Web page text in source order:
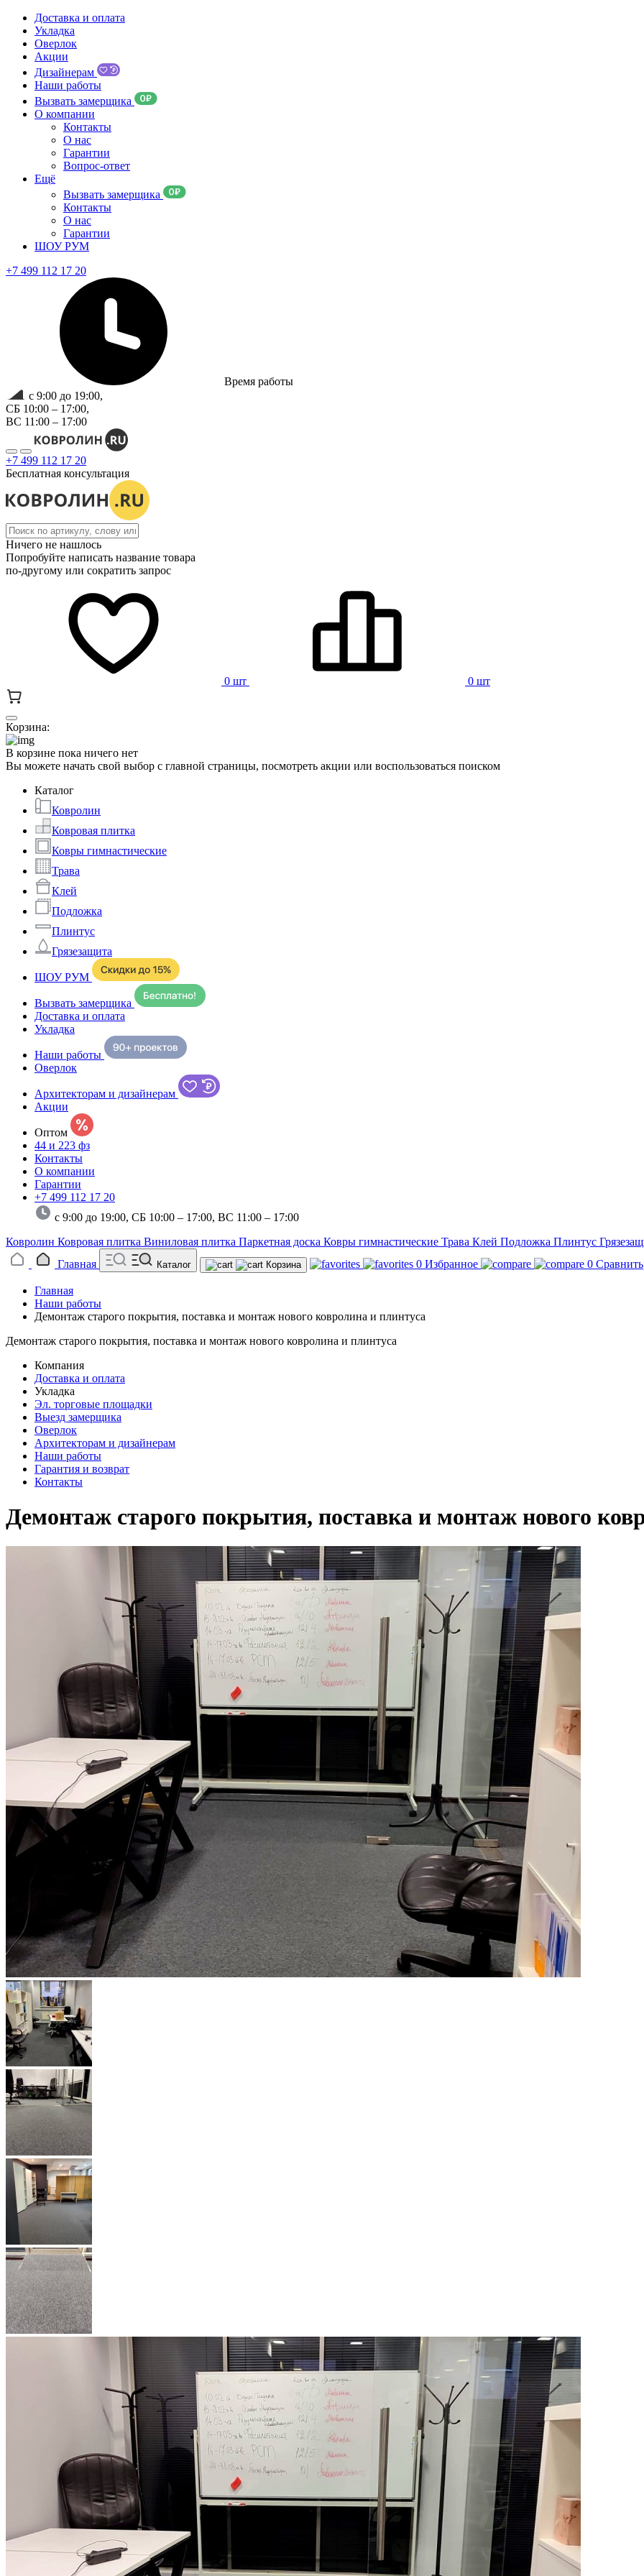
Доставка и оплата
Укладка
Оверлок
Акции
Дизайнерам
Наши работы
Вызвать замерщика
О компании
Контакты
О нас
Гарантии
Вопрос-ответ
Ещё
Вызвать замерщика
Контакты
О нас
Гарантии
ШОУ РУМ
+7 499 112 17 20
Время работы
с 9:00 до 19:00,
СБ 10:00 – 17:00,
ВС 11:00 – 17:00
+7 499 112 17 20
Бесплатная консультация
Ничего не нашлось
Попробуйте написать название товара
по-другому или сократить запрос
0 шт 0 шт
Корзина:
В корзине пока ничего нет
Вы можете начать свой выбор с главной страницы, посмотреть акции или воспользоваться поиском
Каталог
Ковролин
Ковровая плитка
Ковры гимнастические
Трава
Клей
Подложка
Плинтус
Грязезащита
ШОУ РУМ
Вызвать замерщика
Доставка и оплата
Укладка
Наши работы
Оверлок
Архитекторам и дизайнерам
Акции
Оптом
44 и 223 фз
Контакты
О компании
Гарантии
+7 499 112 17 20
с 9:00 до 19:00, СБ 10:00 – 17:00, ВС 11:00 – 17:00
Ковролин Ковровая плитка Виниловая плитка Паркетная доска Ковры гимнастические Трава Клей Подложка Плинтус
Главная
Каталог Корзина 0 Избранное 0 Сравнить
Главная
Наши работы
Демонтаж старого покрытия, поставка и монтаж нового ковролина и плинтуса
Демонтаж старого покрытия, поставка и монтаж нового ковролина и плинтуса
Компания
Доставка и оплата
Укладка
Эл. торговые площадки
Выезд замерщика
Оверлок
Архитекторам и дизайнерам
Наши работы
Гарантия и возврат
Контакты
Демонтаж старого покрытия, поставка и монтаж нового